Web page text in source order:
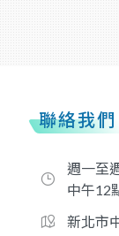
聯絡我們
週一至
中午12
新北市